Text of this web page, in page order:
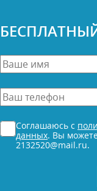
Ваше
имя
*Ваш
телефон
*
Согласие
*
Соглашаюсь с
данных. Вы
2132520@mail.ru.